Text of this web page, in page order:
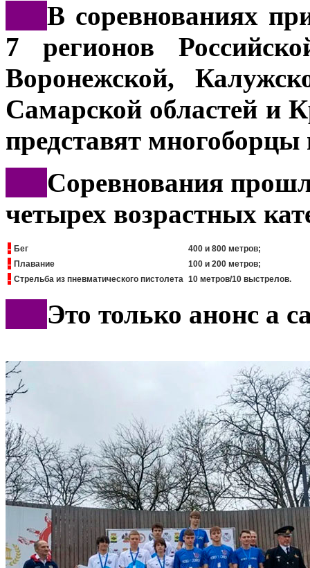
В соревнованиях
7 регионов
Воронежской,
Самарской областей и
представят многоборцы
Соревнования
четырех возрастных
- Бег 400 и 800 метров;
- Плавание 100 и 200 метров;
- Стрельба из пневматического пистолета 10 метров/10 выстрелов.
Это только анонс а